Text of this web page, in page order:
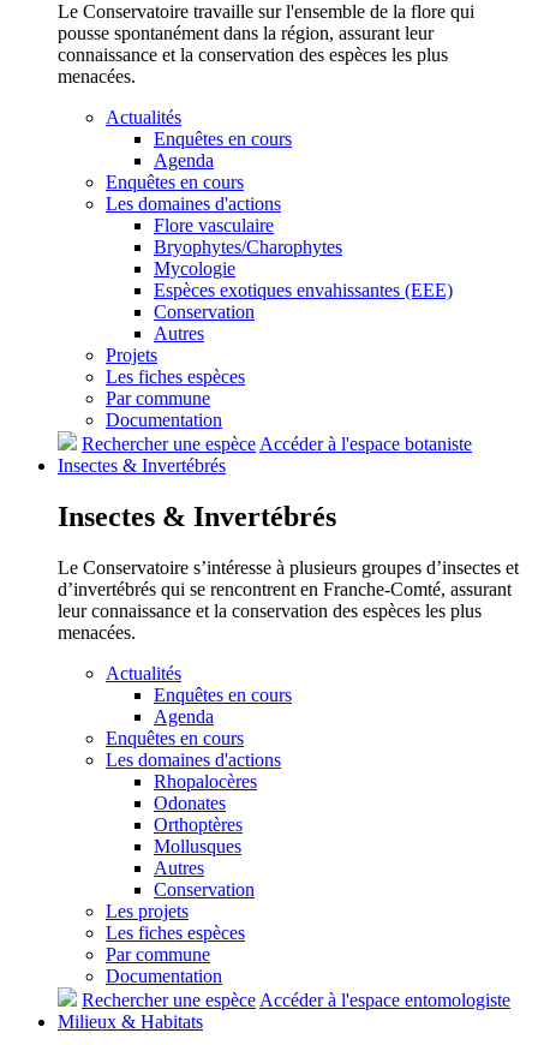
Le Conservatoire travaille sur l'ensemble de la flore qui
pousse spontanément dans la région, assurant leur
connaissance et la conservation des espèces les plus
menacées.
Actualités
Enquêtes en cours
Agenda
Enquêtes en cours
Les domaines d'actions
Flore vasculaire
Bryophytes/Charophytes
Mycologie
Espèces exotiques envahissantes (EEE)
Conservation
Autres
Projets
Les fiches espèces
Par commune
Documentation
Rechercher une espèceAccéder à l'espace botaniste
Insectes & Invertébrés
Insectes & Invertébrés
Le Conservatoire s’intéresse à plusieurs groupes d’insectes et
d’invertébrés qui se rencontrent en Franche-Comté, assurant
leur connaissance et la conservation des espèces les plus
menacées.
Actualités
Enquêtes en cours
Agenda
Enquêtes en cours
Les domaines d'actions
Rhopalocères
Odonates
Orthoptères
Mollusques
Autres
Conservation
Les projets
Les fiches espèces
Par commune
Documentation
Rechercher une espèce Accéder à l'espace entomologiste
Milieux & Habitats